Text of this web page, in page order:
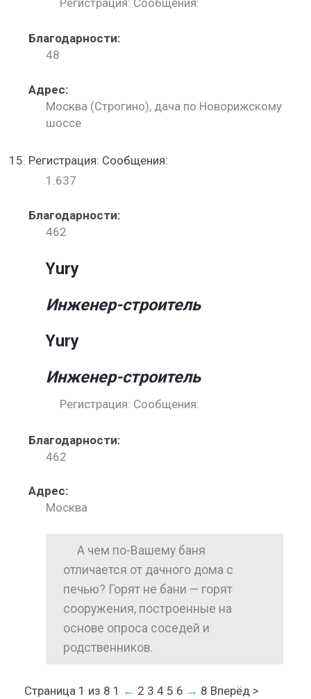
Благодарности:
48
Адрес:
Москва (Строгино), дача по Новорижскому
шоссе
Регистрация: Сообщения:
1.637
Благодарности:
462
Yury
Инженер-строитель
Yury
Инженер-строитель
Регистрация: Сообщения:
Благодарности:
462
Адрес:
Москва
А чем по-Вашему баня
отличается от дачного дома с
печью? Горят не бани — горят
сооружения, построенные на
основе опроса соседей и
родственников.
Страница 1 из 8 1 ← 2 3 4 5 6 → 8 Вперёд >